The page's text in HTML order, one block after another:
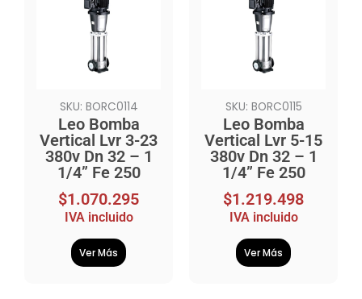
SKU: BORC0114
Leo Bomba
Vertical Lvr 3-23
380v Dn 32 – 1
1/4” Fe 250
$1.070.295
IVA incluido
Ver Más
SKU: BORC0115
Leo Bomba
Vertical Lvr 5-15
380v Dn 32 – 1
1/4” Fe 250
$1.219.498
IVA incluido
Ver Más